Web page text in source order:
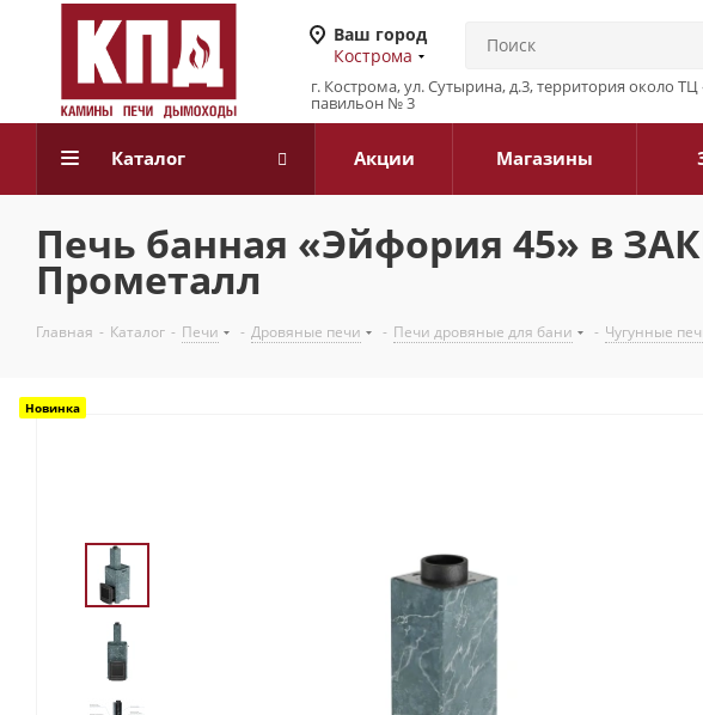
Ваш город
Кострома
г. Кострома, ул. Сутырина, д.3, территория около ТЦ
павильон № 3
Каталог Акции Магазины
Печь банная «Эйфория 45» в
Прометалл
Главная - Каталог - Печи - Дровяные печи - Печи дровяные для бани - Чугунные
Новинка